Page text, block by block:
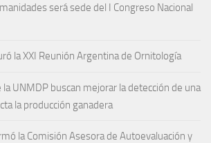
será sede del I Congreso Nacional
la XXI Reunión Argentina de Ornitología
UNMDP buscan mejorar la detección de una
la producción ganadera
la Comisión Asesora de Autoevaluación y